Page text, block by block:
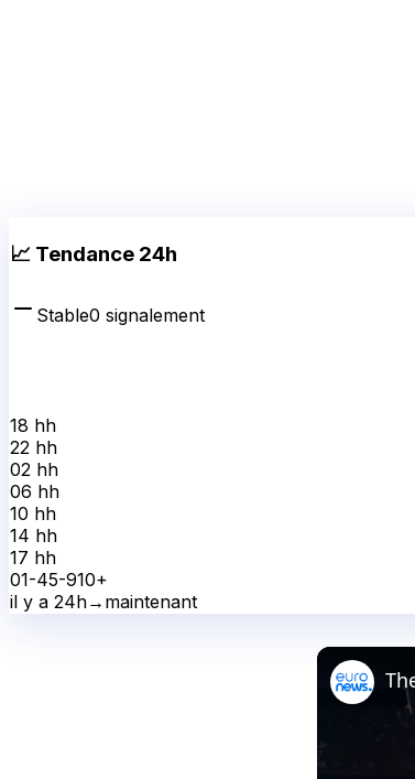
📈 Tendance 24h
Stable0 signalement
18 hh
22 hh
02 hh
06 hh
10 hh
14 hh
17 hh
01-45-910+
il y a 24h→ maintenant